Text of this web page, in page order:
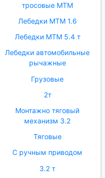
тросовые МТМ
Лебедки МТМ 1.6
Лебедки МТМ 5.4 т
Лебедки автомобильные
рычажные
Грузовые
2т
Монтажно тяговый
механизм 3.2
Тяговые
С ручным приводом
3.2 т